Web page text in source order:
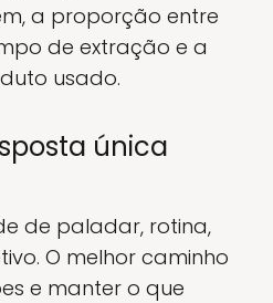
a proporção entre
de extração e a
usado.
única
de paladar, rotina,
O melhor caminho
e manter o que